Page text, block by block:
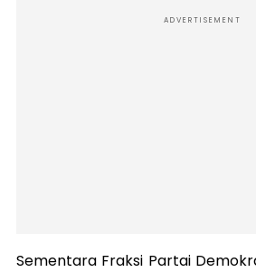
ADVERTISEMENT
Sementara Fraksi Partai